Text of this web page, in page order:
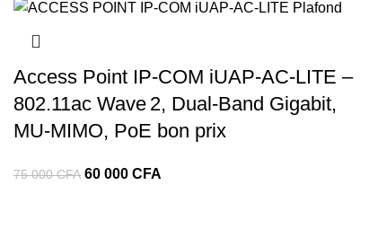
Access Point IP‑COM iUAP‑AC‑LITE –
802.11ac Wave 2, Dual‑Band Gigabit,
MU‑MIMO, PoE bon prix
75 000CFA 60 000 CFA